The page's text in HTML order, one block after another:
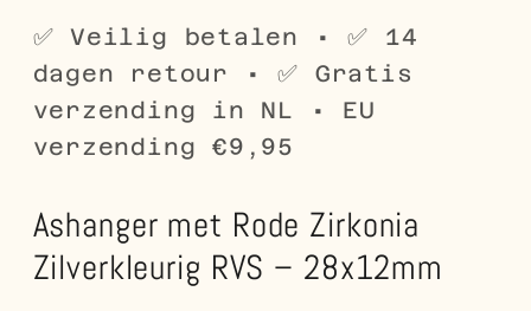
28x12mm
Gedenksieraad
28x12mm
Gedenksieraad
✅ Veilig betalen • ✅ 14
dagen retour • ✅ Gratis
verzending in NL • EU
verzending €9,95
Ashanger met Rode Zirkonia
Zilverkleurig RVS – 28x12mm